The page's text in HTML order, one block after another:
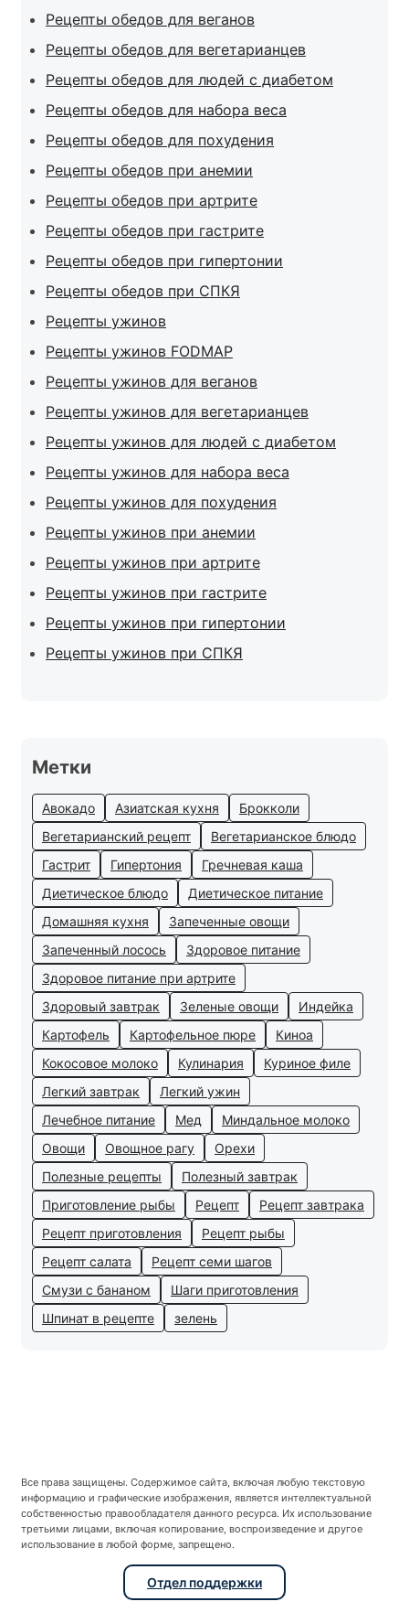
Рецепты обедов для веганов
Рецепты обедов для вегетарианцев
Рецепты обедов для людей с диабетом
Рецепты обедов для набора веса
Рецепты обедов для похудения
Рецепты обедов при анемии
Рецепты обедов при артрите
Рецепты обедов при гастрите
Рецепты обедов при гипертонии
Рецепты обедов при СПКЯ
Рецепты ужинов
Рецепты ужинов FODMAP
Рецепты ужинов для веганов
Рецепты ужинов для вегетарианцев
Рецепты ужинов для людей с диабетом
Рецепты ужинов для набора веса
Рецепты ужинов для похудения
Рецепты ужинов при анемии
Рецепты ужинов при артрите
Рецепты ужинов при гастрите
Рецепты ужинов при гипертонии
Рецепты ужинов при СПКЯ
Метки
Авокадо Азиатская кухня
Брокколи
Вегетарианский рецепт
Вегетарианское блюдо
Гастрит
Гипертония
Гречневая каша
Диетическое блюдо
Диетическое питание
Домашняя кухня
Запеченные овощи
Запеченный лосось
Здоровое питание
Здоровое питание при артрите
Здоровый завтрак
Зеленые овощи
Индейка
Картофель
Картофельное пюре
Киноа
Кокосовое молоко
Кулинария
Куриное филе
Легкий завтрак
Легкий ужин
Лечебное питание
Мед
Миндальное молоко
Овощи
Овощное рагу
Орехи
Полезные рецепты
Полезный завтрак
Приготовление рыбы
Рецепт
Рецепт завтрака
Рецепт приготовления
Рецепт рыбы
Рецепт салата
Рецепт семи шагов
Смузи с бананом
Шаги приготовления
Шпинат в рецепте
зелень
Все права защищены. Содержимое сайта, включая любую текстовую
информацию и графические изображения, является интеллектуальной
собственностью правообладателя данного ресурса. Их использование
третьими лицами, включая копирование, воспроизведение и другое
использование в любой форме, запрещено.
Отдел поддержки